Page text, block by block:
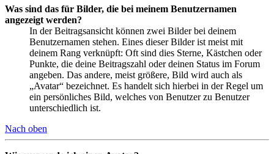
Was sind das für Bilder, die bei meinem Benutzernamen
angezeigt werden?
In der Beitragsansicht können zwei Bilder bei deinem
Benutzernamen stehen. Eines dieser Bilder ist meist mit
deinem Rang verknüpft: Oft sind dies Sterne, Kästchen oder
Punkte, die deine Beitragszahl oder deinen Status im Forum
angeben. Das andere, meist größere, Bild wird auch als
„Avatar“ bezeichnet. Es handelt sich hierbei in der Regel um
ein persönliches Bild, welches von Benutzer zu Benutzer
unterschiedlich ist.
Nach oben